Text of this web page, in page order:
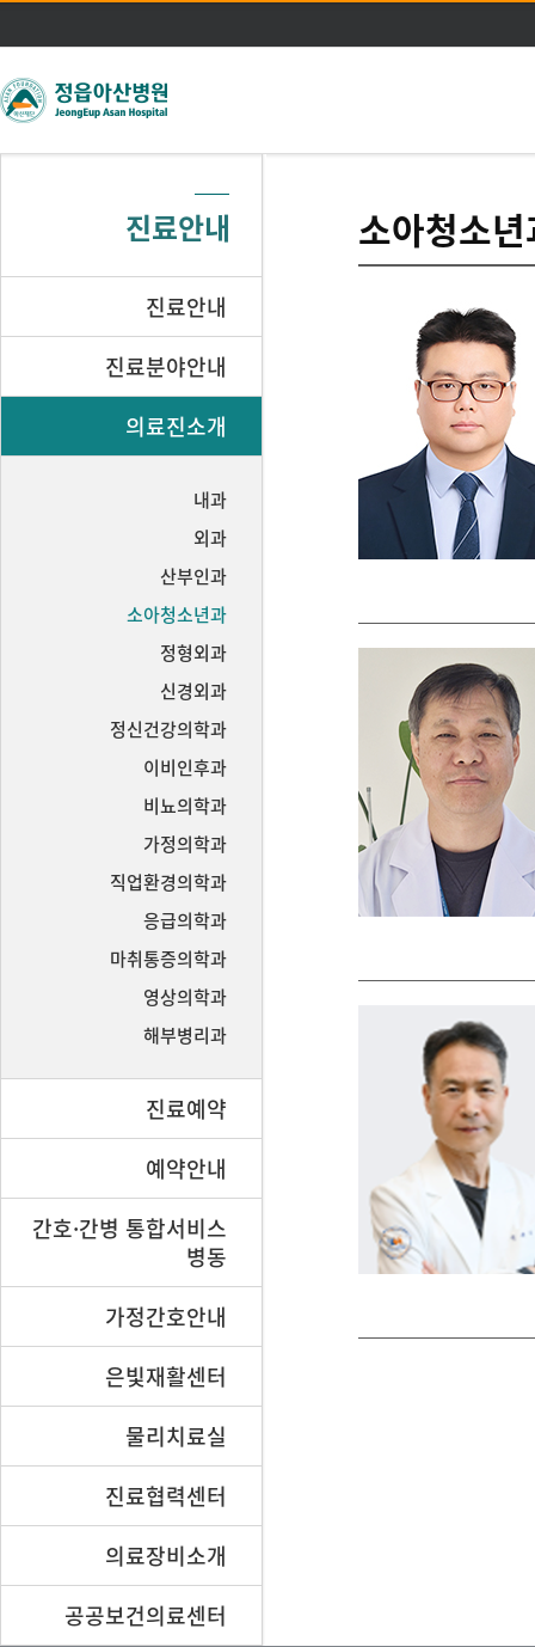
주메뉴 바로가기
본문 바로가기
진료안내
진료안내
진료분야안내
의료진소개
내과
외과
산부인과
소아청소년과
정형외과
신경외과
정신건강의학과
이비인후과
비뇨의학과
가정의학과
직업환경의학과
응급의학과
마취통증의학과
영상의학과
해부병리과
진료예약
예약안내
간호·간병 통합서비스
병동
가정간호안내
은빛재활센터
물리치료실
진료협력센터
의료장비소개
공공보건의료센터
소아청소